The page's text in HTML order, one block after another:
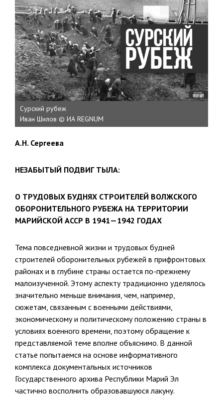
Сурский рубеж
Иван Шилов © ИА REGNUM
А.Н. Сергеева
НЕЗАБЫТЫЙ ПОДВИГ ТЫЛА:
О ТРУДОВЫХ БУДНЯХ СТРОИТЕЛЕЙ ВОЛЖСКОГО
ОБОРОНИТЕЛЬНОГО РУБЕЖА НА ТЕРРИТОРИИ
МАРИЙСКОЙ АССР В 1941—1942 ГОДАХ
Тема повседневной жизни и трудовых будней
строителей оборонительных рубежей в прифрон­товых
районах и в глубине страны остается по-прежнему
малоизучен­ной. Этому аспекту традиционно уделялось
значительно меньше вни­мания, чем, например,
сюжетам, связанным с военными действия­ми,
экономическому и политическому положению страны в
условиях военного времени, поэтому обращение к
представляемой теме вполне объяснимо. В данной
статье попытаемся на основе информативного
комплекса документальных источников
Государственного архива Рес­публики Марий Эл
частично восполнить образовавшуюся лакуну.